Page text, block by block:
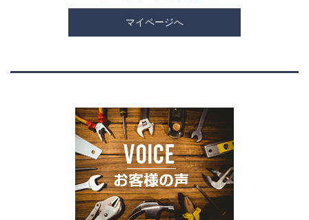
マイページへ